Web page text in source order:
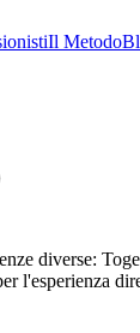
Il Metodo
diverse:
l'esperienza